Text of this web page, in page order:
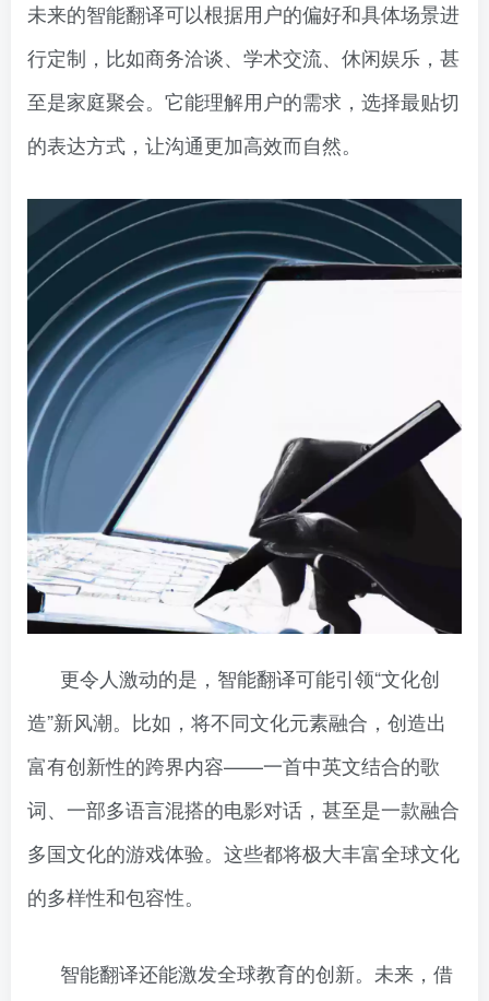
未来的智能翻译可以根据用户的偏好和具体场景进
行定制，比如商务洽谈、学术交流、休闲娱乐，甚
至是家庭聚会。它能理解用户的需求，选择最贴切
的表达方式，让沟通更加高效而自然。
更令人激动的是，智能翻译可能引领“文化创
造”新风潮。比如，将不同文化元素融合，创造出
富有创新性的跨界内容——一首中英文结合的歌
词、一部多语言混搭的电影对话，甚至是一款融合
多国文化的游戏体验。这些都将极大丰富全球文化
的多样性和包容性。
智能翻译还能激发全球教育的创新。未来，借